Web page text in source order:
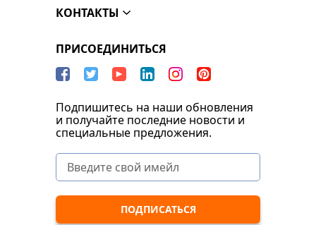
КОНТАКТЫ
ПРИСОЕДИНИТЬСЯ
Подпишитесь на наши обновления
и получайте последние новости и
специальные предложения.